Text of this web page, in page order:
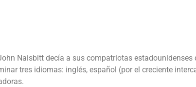
Naisbitt decía a sus compatriotas estadounidenses
tres idiomas: inglés, español (por el creciente